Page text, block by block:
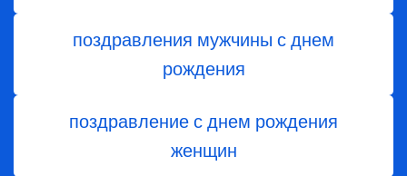
поздравления мужчины с днем
рождения
поздравление с днем рождения
женщин